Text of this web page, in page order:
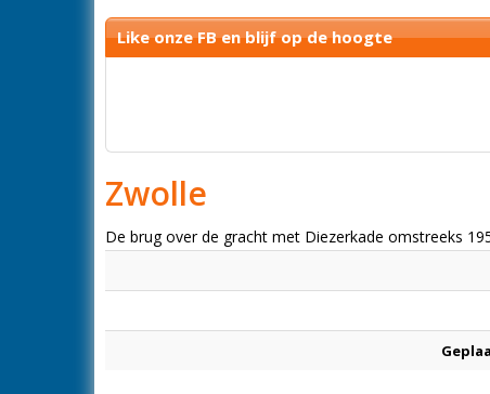
Like onze FB en blijf op de hoogte
Zwolle
De brug over de gracht met Diezerkade omstreeks